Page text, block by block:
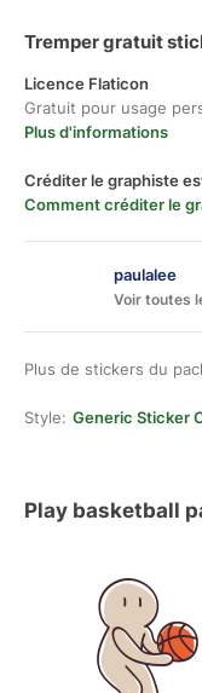
Tremper gratuit
Licence Flaticon
Gratuit pour usage
Plus d'informations
Créditer le graphiste
Comment créditer le
paulalee
Voir toutes
Plus de stickers du
Style: Generic Sticker
Play basketball